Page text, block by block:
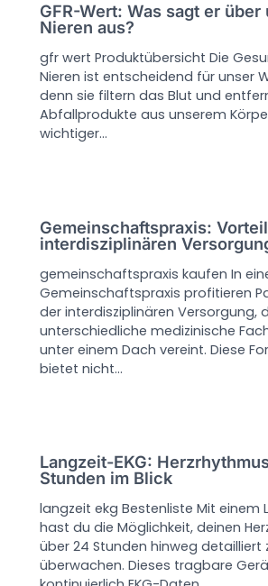
GFR-Wert: Was sagt er über
Nieren aus?
gfr wert Produktübersicht Die
Nieren ist entscheidend für unser
denn sie filtern das Blut und
Abfallprodukte aus unserem
wichtiger…
Gemeinschaftspraxis:
interdisziplinären
gemeinschaftspraxis kaufen In
Gemeinschaftspraxis profitieren
der interdisziplinären Versorgung,
unterschiedliche medizinische
unter einem Dach vereint. Diese
bietet nicht…
Langzeit-EKG:
Stunden im Blick
langzeit ekg Bestenliste Mit einem
hast du die Möglichkeit, deinen
über 24 Stunden hinweg detailliert
überwachen. Dieses tragbare